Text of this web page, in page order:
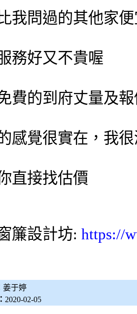
我問過的其他家
務好又不貴喔
費的到府丈量及
感覺很實在，我
直接找估價
簾設計坊: https://
姜于婷
2020-02-05